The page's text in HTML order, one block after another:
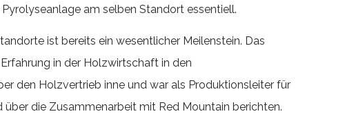
am selben Standort essentiell.
ist bereits ein wesentlicher Meilenstein. Das
in der Holzwirtschaft in den
den Holzvertrieb inne und war als Produktionsleiter für
die Zusammenarbeit mit Red Mountain berichten.